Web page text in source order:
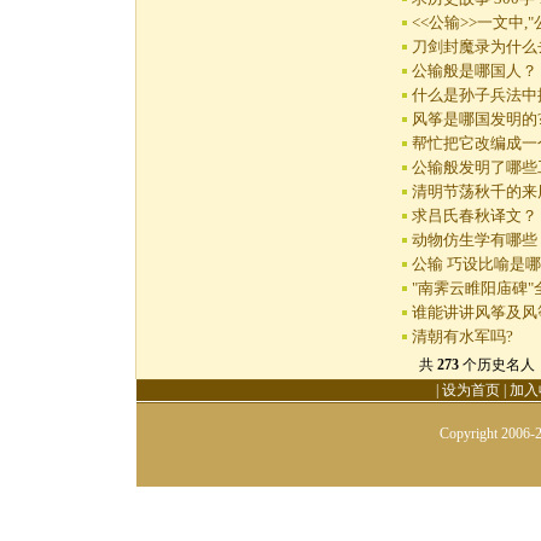
<<公输>>一文中
刀剑封魔录为什
公输般是哪国人？
什么是孙子兵法
风筝是哪国发明
帮忙把它改编成
公输般发明了哪
清明节荡秋千的
求吕氏春秋译文？
动物仿生学有哪些
公输 巧设比喻是
"南霁云睢阳庙碑"
谁能讲讲风筝及
清朝有水军吗?
共 273个历史名人
设为首页 加
Copyright